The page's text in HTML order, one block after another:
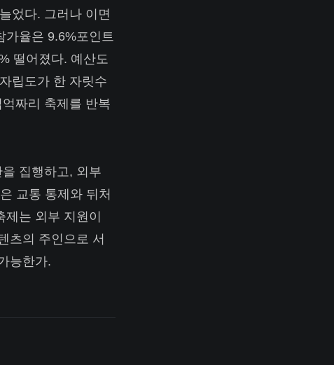
었다. 그러나 이면
가율은 9.6%포인트
떨어졌다. 예산도
립도가 한 자릿수
짜리 축제를 반복
집행하고, 외부
교통 통제와 뒤처
제는 외부 지원이
츠의 주인으로 서
능한가.